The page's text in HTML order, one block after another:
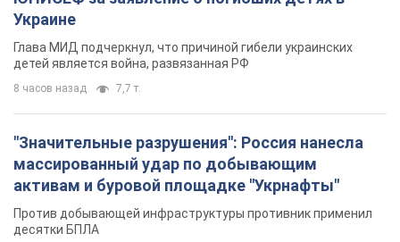
Украине
Глава МИД подчеркнул, что причиной гибели украинских
детей является война, развязанная РФ
8 часов назад 7,7 т.
"Значительные разрушения": Россия нанесла
массированный удар по добывающим
активам и буровой площадке "Укрнафты"
Против добывающей инфраструктуры противник применил
десятки БПЛА